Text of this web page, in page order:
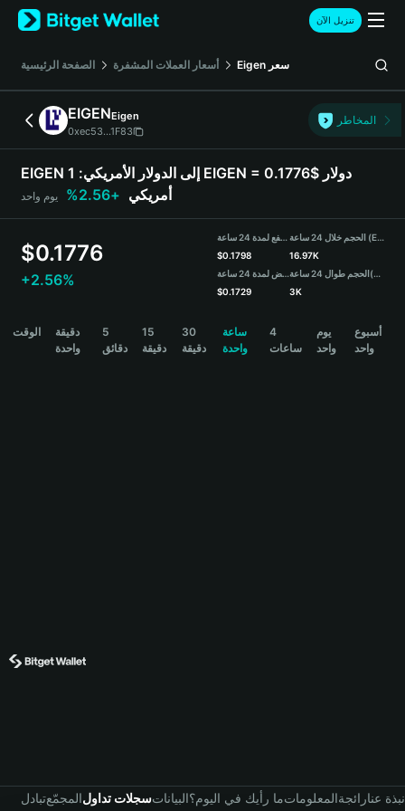
English
日本語
Русский
Español (Latinoamérica)
Türkçe
Deutsch
简体中文
Português (Portugal)
Bahasa Indonesia
বাংলা
تنزيل الآن
الصفحة الرئيسية أسعار العملات المشفرة Eigen سعر
EIGENEigen
0xec53...1F83
المخاطر
EIGEN إلى الدولار الأمريكي: 1 EIGEN = 0.1776$ دولار
أمريكي +2.56% يوم واحد
$0.1776
+2.56%
مرتفع لمدة 24 ساعة
$0.1798
منخفض لمدة 24 ساعة
$0.1729
الحجم خلال 24 ساعة (EIGEN)
16.97K
الحجم طوال 24 ساعة(USDT)
3K
الوقت
دقيقة
واحدة
5
دقائق
15
دقيقة
30
دقيقة
ساعة
واحدة
4
ساعات
يوم
واحد
أسبوع
واحد
تبادلالمجمّعسجلات تداولالبياناتما رأيك في اليوم؟المعلوماترائجةنبذة عنا